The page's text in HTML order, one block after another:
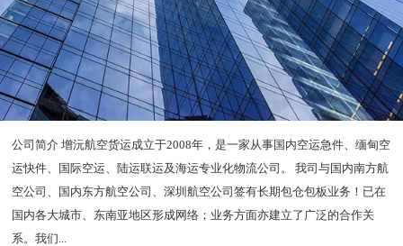
公司简介 增沅航空货运成立于2008年，是一家从事国内空运急件、缅甸空
运快件、国际空运、陆运联运及海运专业化物流公司。 我司与国内南方航
空公司、国内东方航空公司、深圳航空公司签有长期包仓包板业务！已在
国内各大城市、东南亚地区形成网络；业务方面亦建立了广泛的合作关
系。我们...